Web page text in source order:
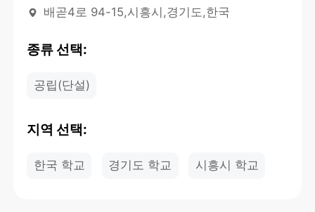
배곧4로 94-15,시흥시,경기도,한국
종류 선택:
공립(단설)
지역 선택:
한국 학교 경기도 학교 시흥시 학교